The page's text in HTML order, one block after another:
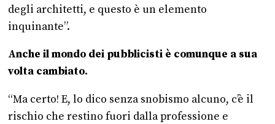
degli architetti, e questo è un elemento
inquinante”.
Anche il mondo dei pubblicisti è comunque a sua
volta cambiato.
“Ma certo! E, lo dico senza snobismo alcuno, c’è il
rischio che restino fuori dalla professione e